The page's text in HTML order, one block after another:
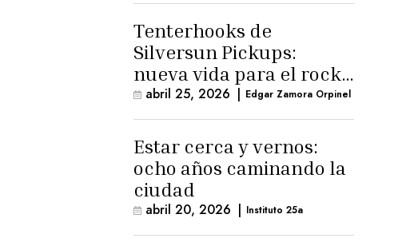
Tenterhooks de
Silversun Pickups:
nueva vida para el rock
alternativo
abril 25, 2026 | Edgar Zamora Orpinel
Estar cerca y vernos:
ocho años caminando la
ciudad
abril 20, 2026 | Instituto 25a